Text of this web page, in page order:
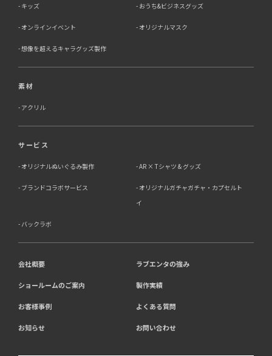
キッズ おうち&ビジネスグッズ
オンラインイベント オリジナルマスク
想像を超えるキャラグッズ製作
素材
アクリル
サービス
オリジナルぬいぐるみ製作 AR × Tシャツ & グッズ
ブランドコラボサービス
オリジナルガチャガチャ・カプセルト
イ
バックラボ
会社概要 ラブエンタの強み
ショールームのご案内 製作実績
お客様事例 よくある質問
お知らせ お問い合わせ